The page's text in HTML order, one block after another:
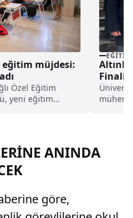
eğitim müjdesi:
Özel Eğitim
yeni eğitim
EĞITIM
ANINDA
göre,